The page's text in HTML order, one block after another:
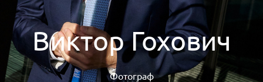
Виктор Гохович
Фотограф